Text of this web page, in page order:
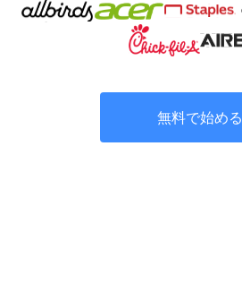
無料で始める